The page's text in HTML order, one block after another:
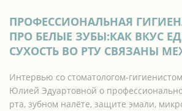
ПРОФЕССИОНАЛЬНАЯ
ПРО БЕЛЫЕ ЗУБЫ:КАК ВКУС
СУХОСТЬ ВО РТУ СВЯЗАНЫ
Интервью со стоматологом-
Юлией Эдуартовной о
рта, зубном налёте, защите эмали,